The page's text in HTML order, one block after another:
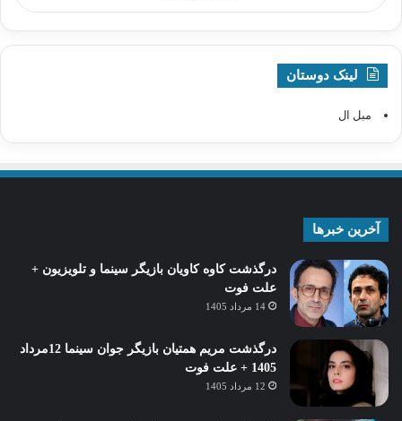
لینک دوستان
مبل ال
آخرین خبرها
درگذشت کاوه کاویان بازیگر سینما و تلویزیون +
علت فوت
14 مرداد 1405
درگذشت مریم همتیان بازیگر جوان سینما 12مرداد
1405 + علت فوت
12 مرداد 1405